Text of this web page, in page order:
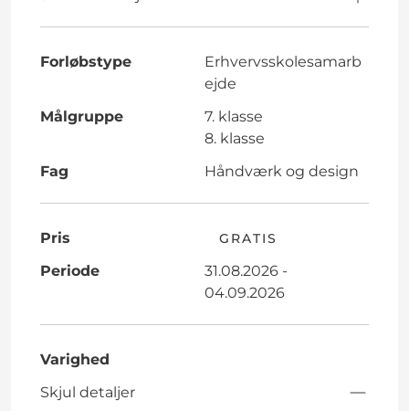
Forløbstype
Erhvervsskolesamarb
ejde
Målgruppe
7. klasse
8. klasse
Fag
Håndværk og design
Pris GRATIS
Periode
31.08.2026 -
04.09.2026
Varighed
Skjul detaljer